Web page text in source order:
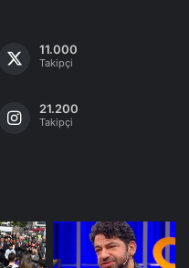
11.000
Takipçi
21.200
Takipçi